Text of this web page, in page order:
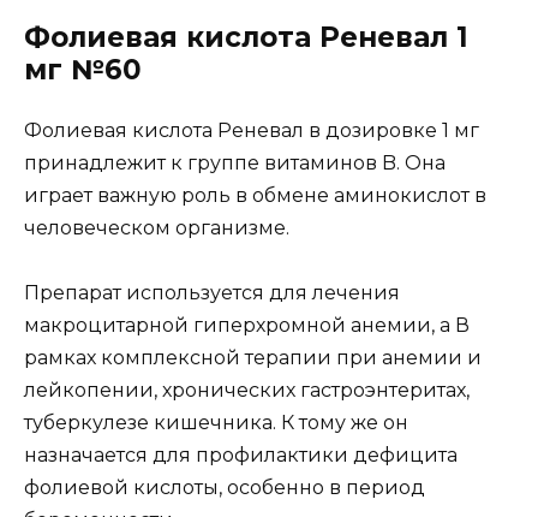
Фолиевая кислота Реневал 1
мг №60
Фолиевая кислота Реневал в дозировке 1 мг
принадлежит к группе витаминов B. Она
играет важную роль в обмене аминокислот в
человеческом организме.
Препарат используется для лечения
макроцитарной гиперхромной анемии, а В
рамках комплексной терапии при анемии и
лейкопении, хронических гастроэнтеритах,
туберкулезе кишечника. К тому же он
назначается для профилактики дефицита
фолиевой кислоты, особенно в период